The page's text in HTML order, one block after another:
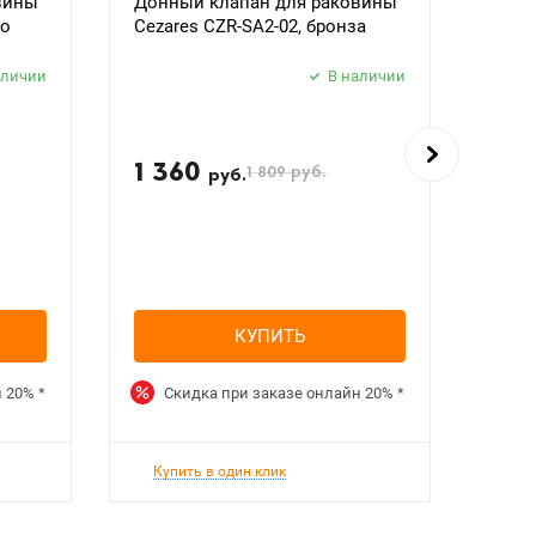
20% *
Cezares CZR-SA2-02, бронза
В наличии
1 360 руб.1 809руб.
КУПИТЬ
Скидка при заказе онлайн 20% *
Купить в один клик